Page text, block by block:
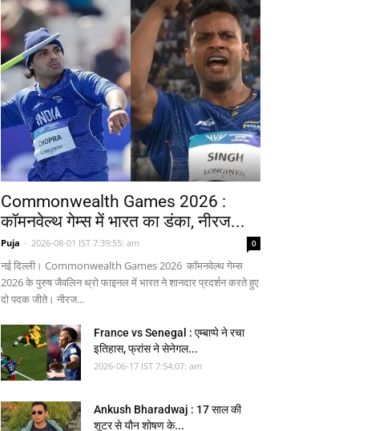
Commonwealth Games 2026 :
कॉमनवेल्थ गेम्स में भारत का डंका, नीरज...
Puja - 2026-08-01 IST 7:39:55: am 0
नई दिल्ली। Commonwealth Games 2026 कॉमनवेल्थ गेम्स
2026 के पुरुष जैवलिन थ्रो फाइनल में भारत ने शानदार प्रदर्शन करते हुए
दो पदक जीते। नीरज...
France vs Senegal : एम्बाप्पे ने रचा
इतिहास, फ्रांस ने सेनेगल...
2026-06-17 IST 7:54:07: am
Ankush Bharadwaj : 17 साल की
शूटर से यौन शोषण के...